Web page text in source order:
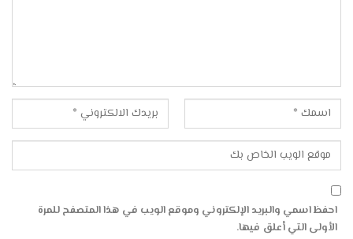
احفظ اسمي والبريد الإلكتروني وموقع الويب في هذا المتصفح للمرة
الأولى التي أعلق فيها.